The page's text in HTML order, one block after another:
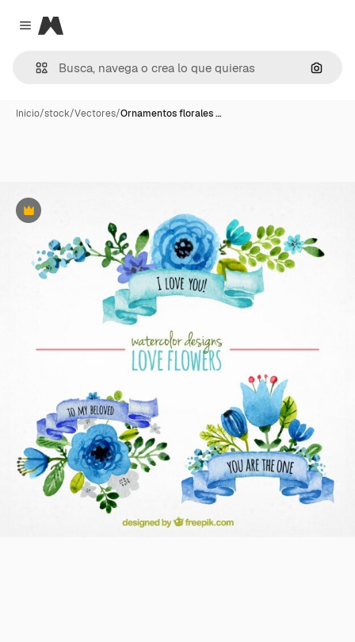
Close menu
Magnific
Inicio/stock/Vectores/Ornamentos florales …
Premium